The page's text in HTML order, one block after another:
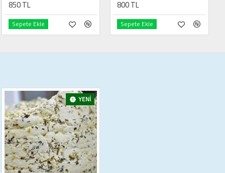
850 TL
Sepete Ekle
800 TL
Sepete Ekle
YENI